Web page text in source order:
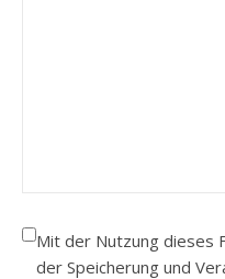
Mit der Nutzung dieses
der Speicherung und